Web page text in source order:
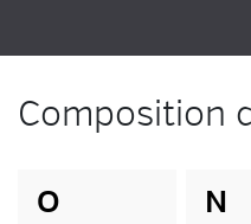
Composition
O N